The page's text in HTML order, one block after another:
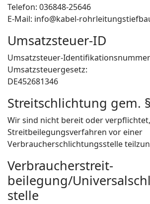
Telefon: 036848-25646
E-Mail: info@kabel-
Umsatzsteuer-ID
Umsatzsteuer-
Umsatzsteuergesetz:
DE452681346
Streitschlichtung gem.
Wir sind nicht bereit oder
Streitbeilegungsverfahren vor einer
Verbraucherschlichtungsstelle
Verbraucher­streit­
beilegung/
stelle